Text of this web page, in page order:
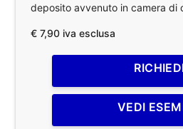
deposito avvenuto in camera di
€ 7,90 iva esclusa
VEDI